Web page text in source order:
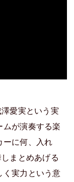
愛実という実
が演奏する楽
ーに何、入れ
まとめあげる
実力という意